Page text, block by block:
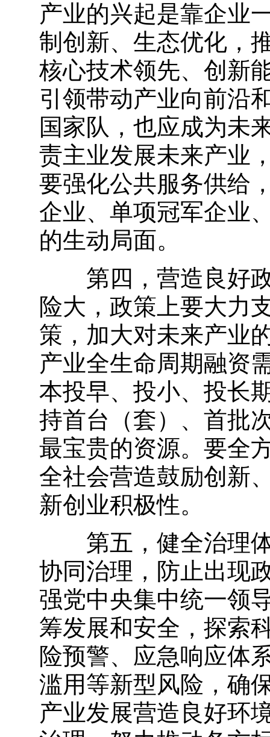
产业的兴起是靠企业
制创新、生态优化，
核心技术领先、创新
引领带动产业向前沿
国家队，也应成为未
责主业发展未来产业
要强化公共服务供给
企业、单项冠军企业
的生动局面。
第四，营造良好政
险大，政策上要大力
策，加大对未来产业
产业全生命周期融资
本投早、投小、投长
持首台（套）、首批
最宝贵的资源。要全
全社会营造鼓励创新
新创业积极性。
第五，健全治理体
协同治理，防止出现
强党中央集中统一领
筹发展和安全，探索
险预警、应急响应体
滥用等新型风险，确
产业发展营造良好环